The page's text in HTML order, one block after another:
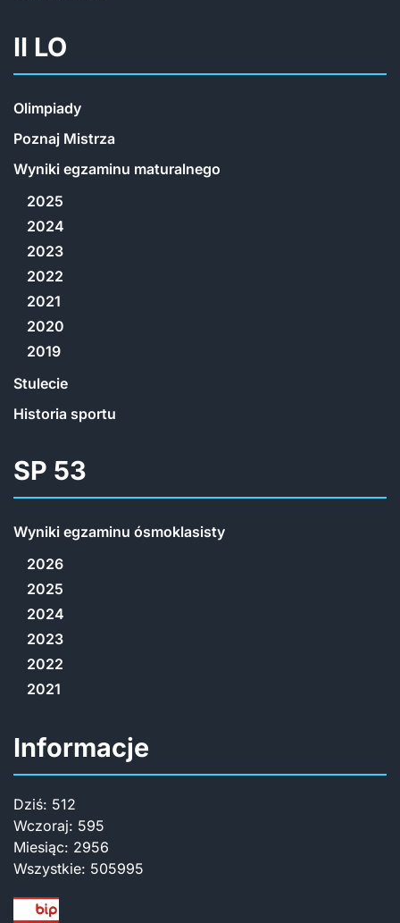
II LO
Olimpiady
Poznaj Mistrza
Wyniki egzaminu maturalnego
2025
2024
2023
2022
2021
2020
2019
Stulecie
Historia sportu
SP 53
Wyniki egzaminu ósmoklasisty
2026
2025
2024
2023
2022
2021
Informacje
Dziś: 512
Wczoraj: 595
Miesiąc: 2956
Wszystkie: 505995